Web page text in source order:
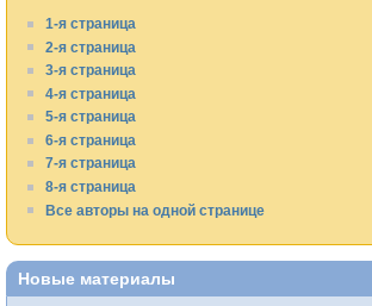
1-я страница
2-я страница
3-я страница
4-я страница
5-я страница
6-я страница
7-я страница
8-я страница
Все авторы на одной странице
Новые материалы